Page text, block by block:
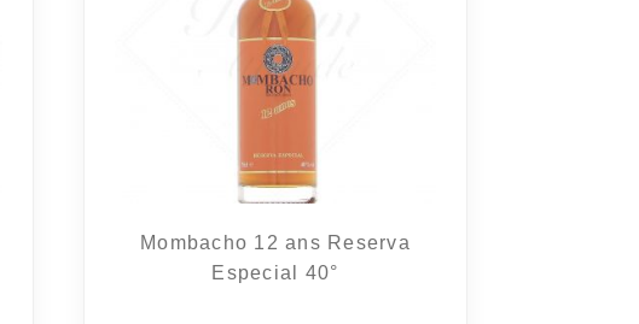
Mombacho 12 ans Reserva
Especial 40°